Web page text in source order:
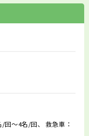
回～4名/回、 救急車：